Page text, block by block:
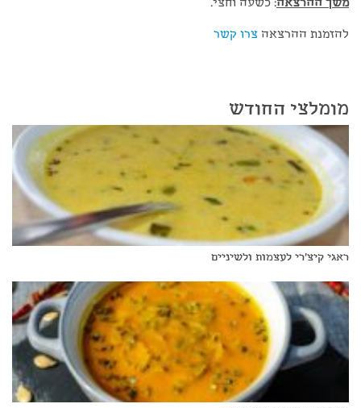
משך ההרצאה: כשעה וחצי.
להזמנת ההרצאה צרו קשר
מומלצי החודש
ראגי קיצ'רי לעצמות ולשיניים